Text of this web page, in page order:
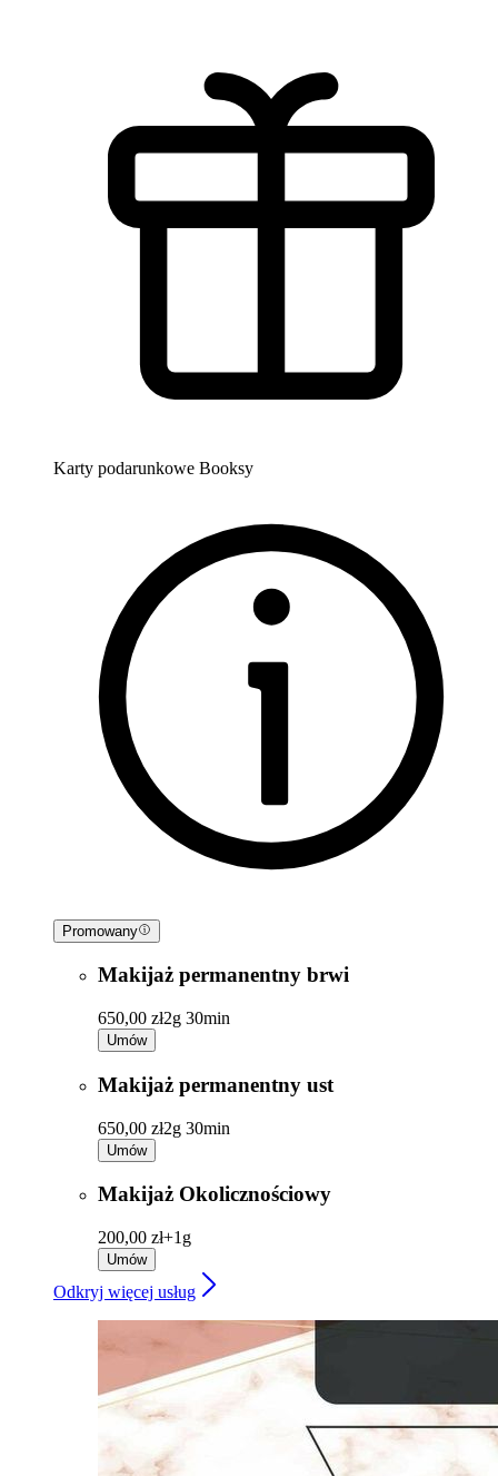
Karty podarunkowe Booksy
Promowany
Makijaż permanentny brwi
650,00 zł2g 30min
Umów
Makijaż permanentny ust
650,00 zł2g 30min
Umów
Makijaż Okolicznościowy
200,00 zł+1g
Umów
Odkryj więcej usług